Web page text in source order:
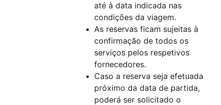
até à data indicada nas
condições da viagem.
As reservas ficam sujeitas à
confirmação de todos os
serviços pelos respetivos
fornecedores.
Caso a reserva seja efetuada
próximo da data de partida,
poderá ser solicitado o